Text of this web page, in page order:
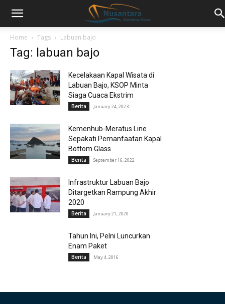
Home Tags Labuan bajo
Tag: labuan bajo
Kecelakaan Kapal Wisata di
Labuan Bajo, KSOP Minta
Siaga Cuaca Ekstrim
Berita January 24, 2023
Kemenhub-Meratus Line
Sepakati Pemanfaatan Kapal
Bottom Glass
Berita September 16, 2022
Infrastruktur Labuan Bajo
Ditargetkan Rampung Akhir
2020
Berita January 21, 2020
Tahun Ini, Pelni Luncurkan
Enam Paket
Berita May 4, 2016